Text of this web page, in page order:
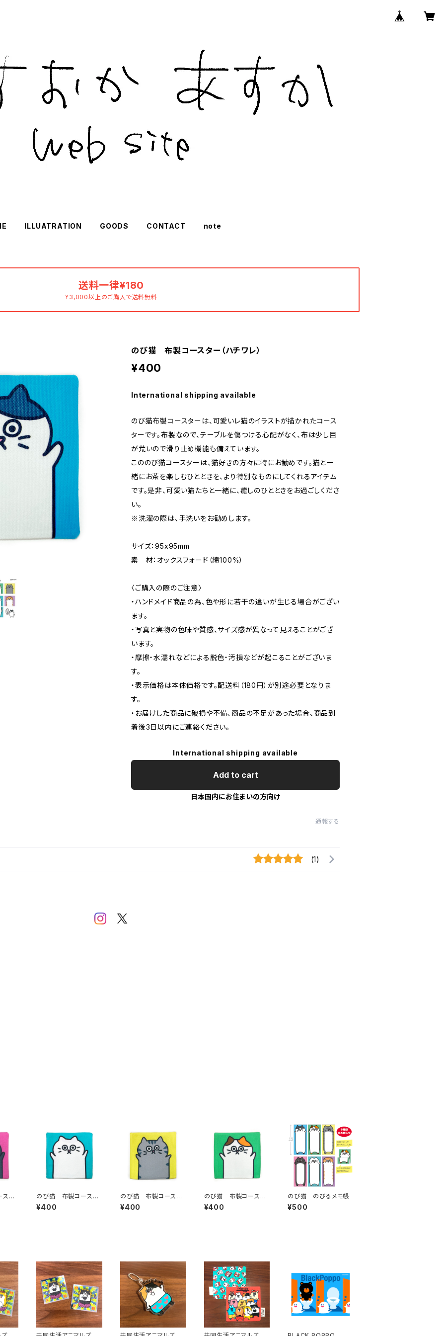
ILLUATRATION GOODS CONTACT note
送料一律¥180
¥3,000以上のご購入で送料無料
のび猫 布製コースター（ハチワレ）
¥400
International shipping available
のび猫布製コースターは、可愛いレ猫のイラストが描かれたコース
ターです。布製なので、テーブルを傷つける心配がなく、布は少し目
が荒いので滑り止め機能も備えています。
こののび猫コースターは、猫好きの方々に特にお勧めです。猫と一
緒にお茶を楽しむひとときを、より特別なものにしてくれるアイテム
です。是非、可愛い猫たちと一緒に、癒しのひとときをお過ごしくださ
い。
※洗濯の際は、手洗いをお勧めします。
サイズ：95x95mm
素 材：オックスフォード（綿100%）
〈ご購入の際のご注意〉
・ハンドメイド商品の為、色や形に若干の違いが生じる場合がござい
ます。
・写真と実物の色味や質感、サイズ感が異なって見えることがござ
います。
・摩擦・水濡れなどによる脱色・汚損などが起こることがございま
す。
・表示価格は本体価格です。配送料（180円）が別途必要となりま
す。
・お届けした商品に破損や不備､商品の不足があった場合、商品到
着後3日以内にご連絡ください。
International shipping available
Add to cart
日本国内にお住まいの方向け
通報する
(1)
タ
のび猫 布製コースタ
ー（しろ猫）
¥400
のび猫 布製コースタ
ー（サバ猫）
¥400
のび猫 布製コースタ
ー（みけねこ）
¥400
のび猫 のびるメモ帳
¥500